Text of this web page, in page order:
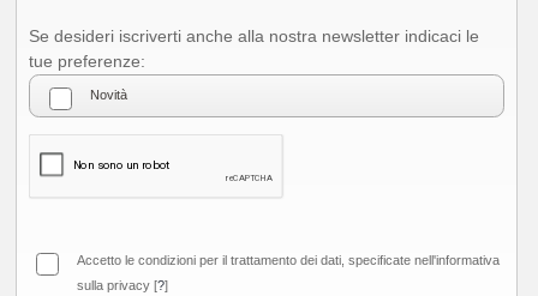
Se desideri iscriverti anche alla nostra newsletter indicaci le
tue preferenze: